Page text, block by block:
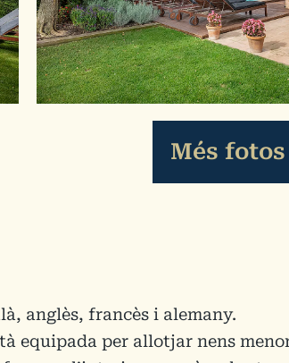
Més fotos
anglès, francès i alemany.
equipada per allotjar nens